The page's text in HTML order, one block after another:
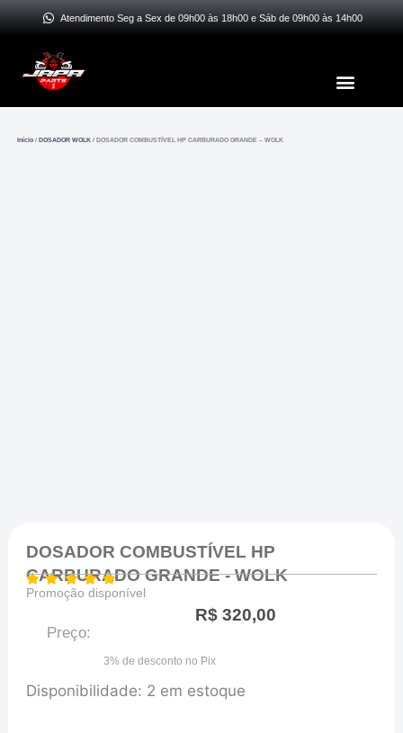
Ir
conteúdo
Atendimento Seg a Sex de 09h00 às 18h00 e Sáb de 09h00 às 14h00
Menu
Início /DOSADOR WOLK / DOSADOR COMBUSTÍVEL HP CARBURADO GRANDE – WOLK
DOSADOR COMBUSTÍVEL HP
CARBURADO GRANDE - WOLK
Promoção disponível
Preço:
R$320,00
3% de desconto no Pix
Disponibilidade: 2 em estoque
DOSADOR